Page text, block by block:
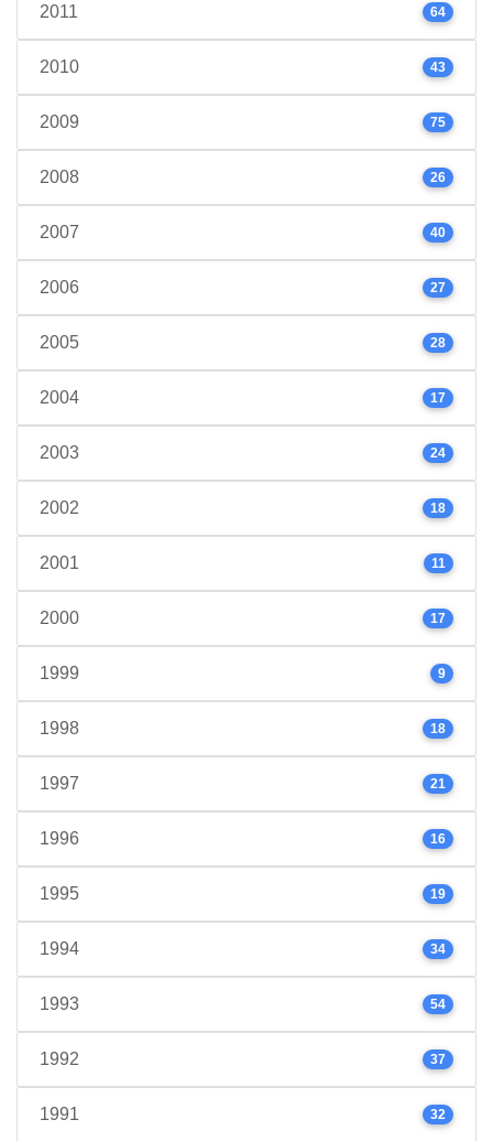
2011 64
2010 43
2009 75
2008 26
2007 40
2006 27
2005 28
2004 17
2003 24
2002 18
2001 11
2000 17
1999 9
1998 18
1997 21
1996 16
1995 19
1994 34
1993 54
1992 37
1991 32